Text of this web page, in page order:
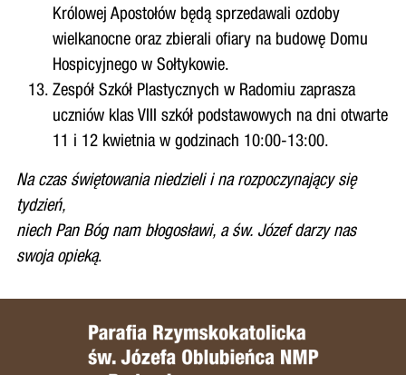
Królowej Apostołów będą sprzedawali ozdoby
wielkanocne oraz zbierali ofiary na budowę Domu
Hospicyjnego w Sołtykowie.
Zespół Szkół Plastycznych w Radomiu zaprasza
uczniów klas VIII szkół podstawowych na dni otwarte
11 i 12 kwietnia w godzinach 10:00-13:00.
Na czas świętowania niedzieli i na rozpoczynający się
tydzień,
niech Pan Bóg nam błogosławi, a św. Józef darzy nas
swoja opieką.